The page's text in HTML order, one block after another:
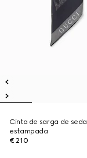
Cinta de sarga de seda
estampada
€ 210